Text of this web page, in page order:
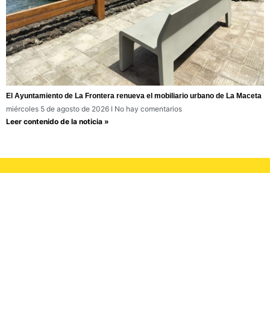
El Ayuntamiento de La Frontera renueva el mobiliario urbano de La Maceta
miércoles 5 de agosto de 2026
No hay comentarios
Leer contenido de la noticia »